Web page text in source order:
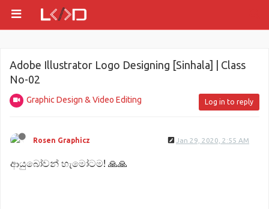
Adobe Illustrator Logo Designing [Sinhala] | Class
No-02
Graphic Design & Video Editing Log in to reply
Rosen Graphicz Jan 29, 2020, 2:55 AM
ආයුබෝවන් හැමෝටම! 🙏🙏